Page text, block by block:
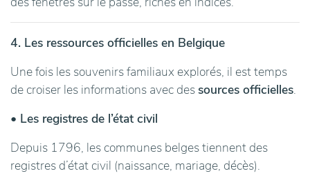
4. Les ressources officielles en Belgique
Une fois les souvenirs familiaux explorés, il est temps
de croiser les informations avec dessources officielles.
• Les registres de l’état civil
Depuis 1796, les communes belges tiennent des
registres d’état civil (naissance, mariage, décès).